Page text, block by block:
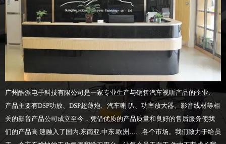
广州酷派电子科技有限公司是一家专业生产与销售汽车视听产品的企业、
产品主要有DSP功放、DSP超薄炮、汽车喇 叭、功率放大器、影音线材等相
关的影音产品公司成立至今，凭借优质的产品质量和良好的售后服务使我
们的产品高 速融入了国内.东南亚.中东.欧洲……各个市场。我们致力于给员